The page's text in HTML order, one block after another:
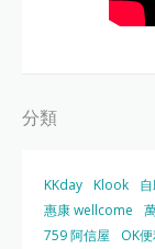
分類
KKday Klook
惠康 wellcome
759 阿信屋
OK